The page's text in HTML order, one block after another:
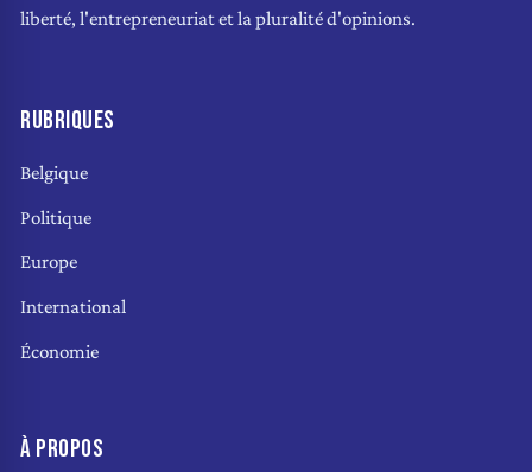
liberté, l'entrepreneuriat et la pluralité d'opinions.
RUBRIQUES
Belgique
Politique
Europe
International
Économie
À PROPOS